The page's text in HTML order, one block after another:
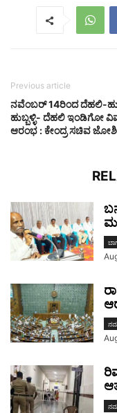
Previous article
ನವೆಂಬರ್ 14ರಿಂದ ದೆಹಲಿ-
ಹುಬ್ಬಳ್ಳಿ- ದೆಹಲಿ ಇಂಡಿಗೋ
ಆರಂಭ : ಕೇಂದ್ರ ಸಚಿವ ಜೋಶಿ